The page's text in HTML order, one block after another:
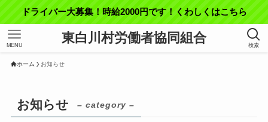
ドライバー大募集！時給2000円です！くわしくはこちら
東白川村労働者協同組合 検索
MENU
ホーム お知らせ
お知らせ – category –